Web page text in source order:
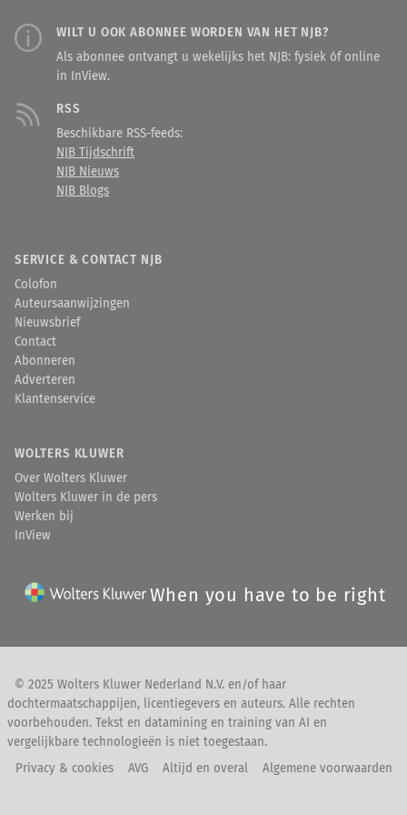
WILT U OOK ABONNEE WORDEN VAN HET NJB?
Als abonnee ontvangt u wekelijks het NJB: fysiek óf online
in InView.
RSS
Beschikbare RSS-feeds:
NJB Tijdschrift
NJB Nieuws
NJB Blogs
SERVICE & CONTACT NJB
Colofon
Auteursaanwijzingen
Nieuwsbrief
Contact
Abonneren
Adverteren
Klantenservice
WOLTERS KLUWER
Over Wolters Kluwer
Wolters Kluwer in de pers
Werken bij
InView
When you have to be right
© 2025 Wolters Kluwer Nederland N.V. en/of haar
dochtermaatschappijen, licentiegevers en auteurs. Alle rechten
voorbehouden. Tekst en datamining en training van AI en
vergelijkbare technologieën is niet toegestaan.
Privacy & cookies
AVG Altijd en overal Algemene voorwaarden